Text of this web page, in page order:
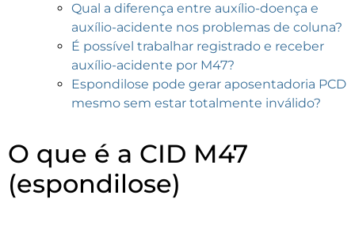
Qual a diferença entre auxílio-doença e
auxílio-acidente nos problemas de coluna?
É possível trabalhar registrado e receber
auxílio-acidente por M47?
Espondilose pode gerar aposentadoria PCD
mesmo sem estar totalmente inválido?
O que é a CID M47
(espondilose)